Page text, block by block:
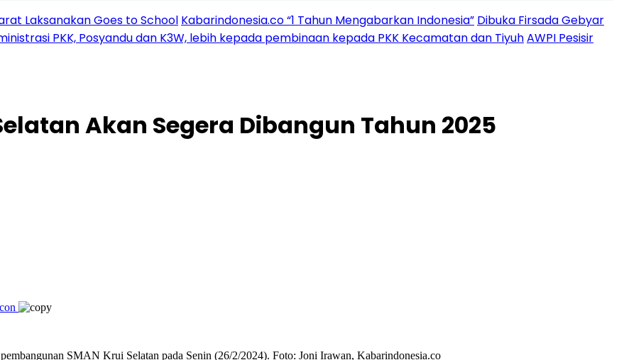
Laksanakan Goes to School Kabarindonesia.co “1 Tahun Mengabarkan Indonesia” Dibuka Firsada Gebyar
PKK, Posyandu dan K3W, lebih kepada pembinaan kepada PKK Kecamatan dan TiyuhAWPI Pesisir
Akan Segera Dibangun Tahun 2025